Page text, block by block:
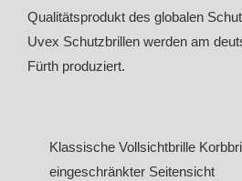
Qualitätsprodukt des globalen
Uvex Schutzbrillen werden am
Fürth produziert.
Klassische Vollsichtbrille
eingeschränkter Seitensicht